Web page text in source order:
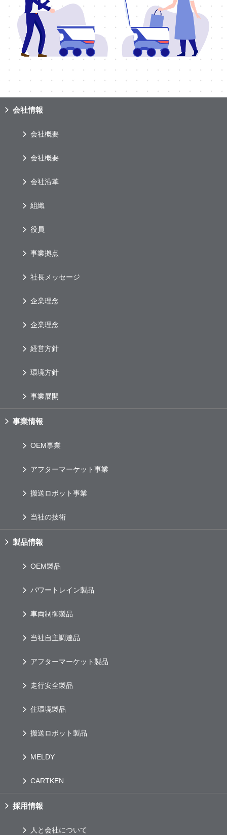
会社情報
会社概要
会社概要
会社沿革
組織
役員
事業拠点
社長メッセージ
企業理念
企業理念
経営方針
環境方針
事業展開
事業情報
OEM事業
アフターマーケット事業
搬送ロボット事業
当社の技術
製品情報
OEM製品
パワートレイン製品
車両制御製品
当社自主調達品
アフターマーケット製品
走行安全製品
住環境製品
搬送ロボット製品
MELDY
CARTKEN
採用情報
人と会社について